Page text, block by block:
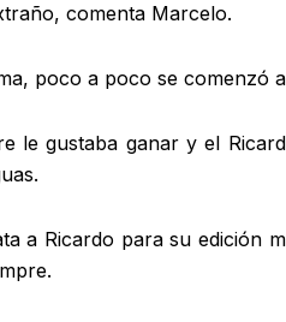
comenta Marcelo.
poco a poco se comenzó
le gustaba ganar y el
a Ricardo para su edición